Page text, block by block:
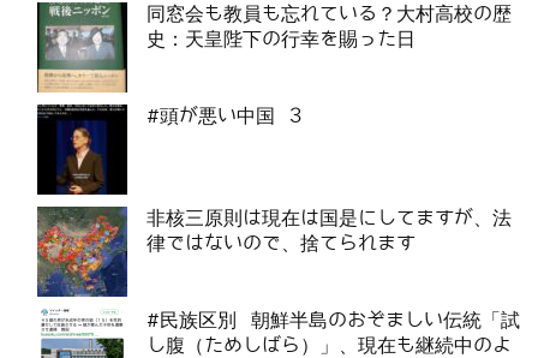
同窓会も教員も忘れている？大村高校の歴
史：天皇陛下の行幸を賜った日
#頭が悪い中国 3
非核三原則は現在は国是にしてますが、法
律ではないので、捨てられます
#民族区別 朝鮮半島のおぞましい伝統「試
し腹（ためしばら）」、現在も継続中のよ